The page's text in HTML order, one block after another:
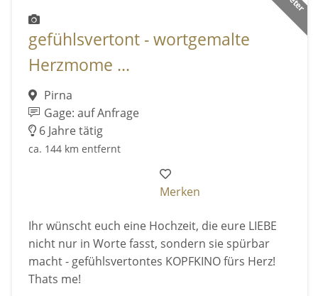
gefühlsvertont - wortgemalte
Herzmome ...
Pirna
Gage: auf Anfrage
6 Jahre tätig
ca. 144 km entfernt
Merken
Ihr wünscht euch eine Hochzeit, die eure LIEBE
nicht nur in Worte fasst, sondern sie spürbar
macht - gefühlsvertontes KOPFKINO fürs Herz!
Thats me!